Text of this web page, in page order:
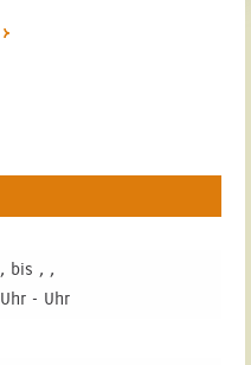
, bis , ,
Uhr - Uhr